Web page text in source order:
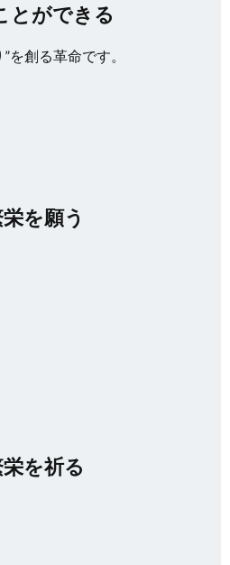
とができる
を創る革命です。
を願う
を祈る